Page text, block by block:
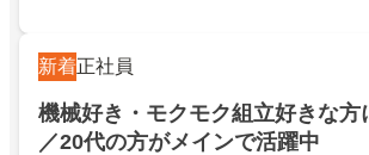
新着正社員
機械好き・モクモク組立好きな
／20代の方がメインで活躍中